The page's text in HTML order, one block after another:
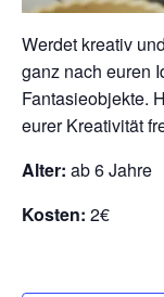
Werdet kreativ
ganz nach euren
Fantasieobjekte.
eurer Kreativität
Alter: ab 6 Jahre
Kosten: 2€